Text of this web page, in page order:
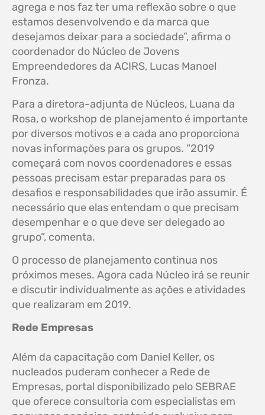
agrega e nos faz ter uma reflexão sobre o que
estamos desenvolvendo e da marca que
desejamos deixar para a sociedade”, afirma o
coordenador do Núcleo de Jovens
Empreendedores da ACIRS, Lucas Manoel
Fronza.
Para a diretora-adjunta de Núcleos, Luana da
Rosa, o workshop de planejamento é importante
por diversos motivos e a cada ano proporciona
novas informações para os grupos. “2019
começará com novos coordenadores e essas
pessoas precisam estar preparadas para os
desafios e responsabilidades que irão assumir. É
necessário que elas entendam o que precisam
desempenhar e o que deve ser delegado ao
grupo”, comenta.
O processo de planejamento continua nos
próximos meses. Agora cada Núcleo irá se reunir
e discutir individualmente as ações e atividades
que realizaram em 2019.
Rede Empresas
Além da capacitação com Daniel Keller, os
nucleados puderam conhecer a Rede de
Empresas, portal disponibilizado pelo SEBRAE
que oferece consultoria com especialistas em